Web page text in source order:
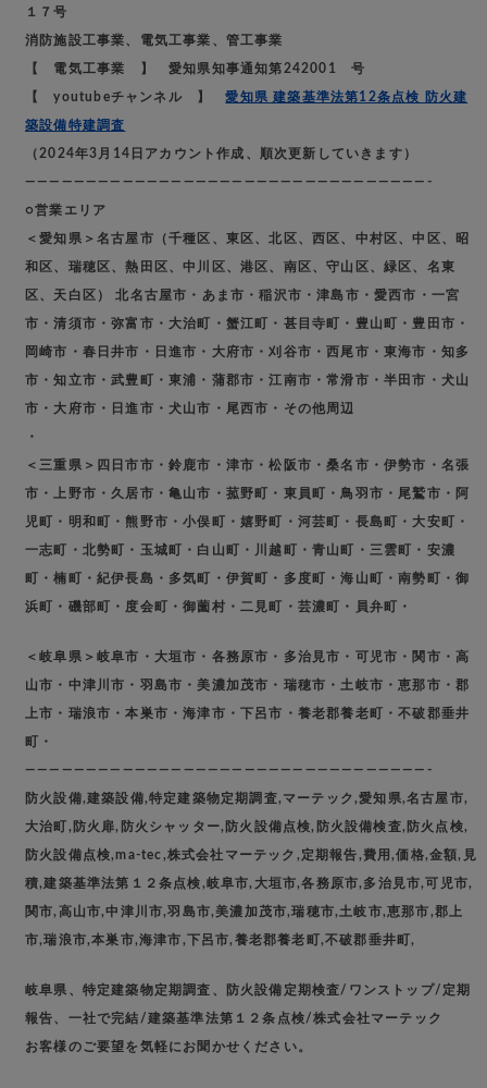
１７号
消防施設工事業、電気工事業、管工事業
【 電気工事業 】 愛知県知事通知第242001 号
【 youtubeチャンネル 】愛知県 建築基準法第12条点検 防火建
築設備特建調査
（2024年3月14日アカウント作成、順次更新していきます）
—————————————————————————————————-
○営業エリア
＜愛知県＞名古屋市（千種区、東区、北区、西区、中村区、中区、昭
和区、瑞穂区、熱田区、中川区、港区、南区、守山区、緑区、名東
区、天白区） 北名古屋市・あま市・稲沢市・津島市・愛西市・一宮
市・清須市・弥富市・大治町・蟹江町・甚目寺町・豊山町・豊田市・
岡崎市・春日井市・日進市・大府市・刈谷市・西尾市・東海市・知多
市・知立市・武豊町・東浦・蒲郡市・江南市・常滑市・半田市・犬山
市・大府市・日進市・犬山市・尾西市・その他周辺
・
＜三重県＞四日市市・鈴鹿市・津市・松阪市・桑名市・伊勢市・名張
市・上野市・久居市・亀山市・菰野町・東員町・鳥羽市・尾鷲市・阿
児町・明和町・熊野市・小俣町・嬉野町・河芸町・長島町・大安町・
一志町・北勢町・玉城町・白山町・川越町・青山町・三雲町・安濃
町・楠町・紀伊長島・多気町・伊賀町・多度町・海山町・南勢町・御
浜町・磯部町・度会町・御薗村・二見町・芸濃町・員弁町・
＜岐阜県＞岐阜市・大垣市・各務原市・多治見市・可児市・関市・高
山市・中津川市・羽島市・美濃加茂市・瑞穂市・土岐市・恵那市・郡
上市・瑞浪市・本巣市・海津市・下呂市・養老郡養老町・不破郡垂井
町・
—————————————————————————————————-
防火設備,建築設備,特定建築物定期調査,マーテック,愛知県,名古屋市,
大治町,防火扉,防火シャッター,防火設備点検,防火設備検査,防火点検,
防火設備点検,ma-tec,株式会社マーテック,定期報告,費用,価格,金額,見
積,建築基準法第１２条点検,岐阜市,大垣市,各務原市,多治見市,可児市,
関市,高山市,中津川市,羽島市,美濃加茂市,瑞穂市,土岐市,恵那市,郡上
市,瑞浪市,本巣市,海津市,下呂市,養老郡養老町,不破郡垂井町,
岐阜県、特定建築物定期調査、防火設備定期検査/ワンストップ/定期
報告、一社で完結/建築基準法第１２条点検/株式会社マーテック
お客様のご要望を気軽にお聞かせください。